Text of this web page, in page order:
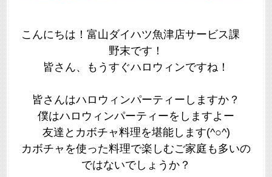
こんにちは！富山ダイハツ魚津店サービス課
野末です！
皆さん、もうすぐハロウィンですね！
皆さんはハロウィンパーティーしますか？
僕はハロウィンパーティーをしますよー
友達とカボチャ料理を堪能します(^○^)
カボチャを使った料理で楽しむご家庭も多いの
ではないでしょうか？